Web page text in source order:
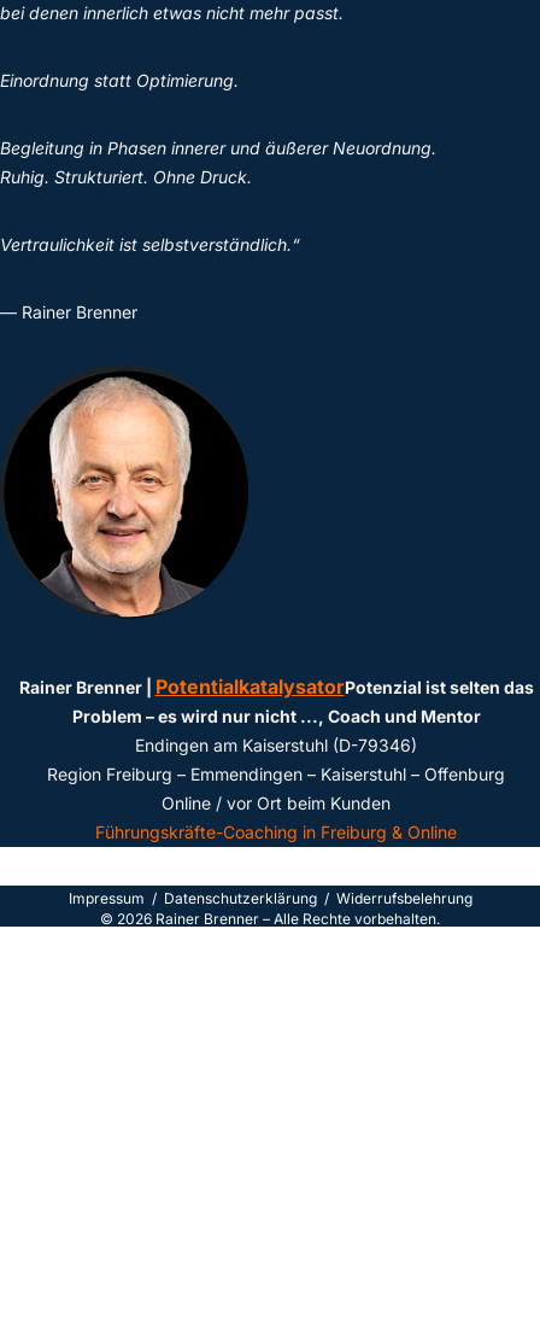
bei denen innerlich etwas nicht mehr passt.
Einordnung statt Optimierung.
Begleitung in Phasen innerer und äußerer Neuordnung.
Ruhig. Strukturiert. Ohne Druck.
Vertraulichkeit ist selbstverständlich.“
— Rainer Brenner
Rainer Brenner | PotentialkatalysatorPotenzial ist selten das
Problem – es wird nur nicht ..., Coach und Mentor
Endingen am Kaiserstuhl (D-79346)
Region Freiburg – Emmendingen – Kaiserstuhl – Offenburg
Online / vor Ort beim Kunden
Führungskräfte-Coaching in Freiburg & Online
Impressum / Datenschutzerklärung / Widerrufsbelehrung
© 2026 Rainer Brenner – Alle Rechte vorbehalten.